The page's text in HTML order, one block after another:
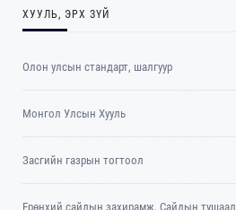
ХУУЛЬ, ЭРХ ЗҮЙ
Олон улсын стандарт, шалгуур
Монгол Улсын Хууль
Засгийн газрын тогтоол
Ерөнхий сайдын захирамж, Сайдын тушаал